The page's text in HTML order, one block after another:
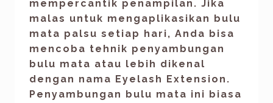
mempercantik penampilan. Jika
malas untuk mengaplikasikan bulu
mata palsu setiap hari, Anda bisa
mencoba tehnik penyambungan
bulu mata atau lebih dikenal
dengan nama Eyelash Extension.
Penyambungan bulu mata ini biasa